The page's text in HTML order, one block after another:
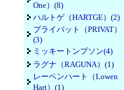
One）(8)
ハルトゲ（HARTGE）(2)
プライバット（PRIVAT）
(3)
ミッキートンプソン(4)
ラグナ（RAGUNA）(1)
レーベンハート（Lowen
Hart）(1)